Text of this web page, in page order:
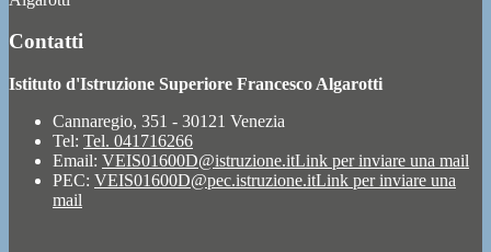
Contatti
Istituto d'Istruzione Superiore Francesco Algarotti
Cannaregio, 351 - 30121 Venezia
Tel: Tel. 041716266
Email: VEIS01600D@istruzione.itLink per inviare una mail
PEC: VEIS01600D@pec.istruzione.itLink per inviare una
mail